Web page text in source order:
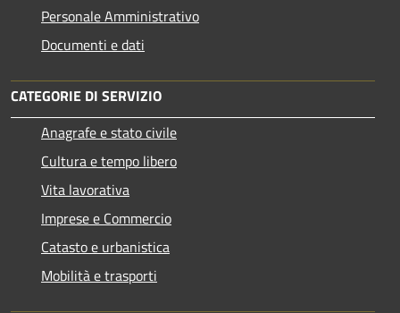
Personale Amministrativo
Documenti e dati
CATEGORIE DI SERVIZIO
Anagrafe e stato civile
Cultura e tempo libero
Vita lavorativa
Imprese e Commercio
Catasto e urbanistica
Mobilità e trasporti